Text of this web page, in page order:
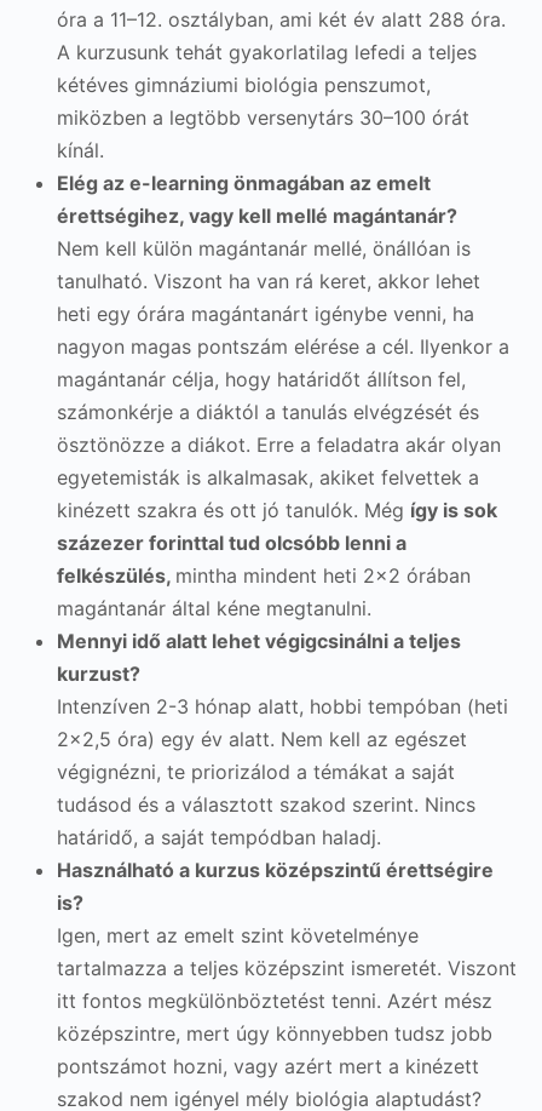
óra a 11–12. osztályban, ami két év alatt 288 óra.
A kurzusunk tehát gyakorlatilag lefedi a teljes
kétéves gimnáziumi biológia penszumot,
miközben a legtöbb versenytárs 30–100 órát
kínál.
Elég az e-learning önmagában az emelt
érettségihez, vagy kell mellé magántanár?
Nem kell külön magántanár mellé, önállóan is
tanulható. Viszont ha van rá keret, akkor lehet
heti egy órára magántanárt igénybe venni, ha
nagyon magas pontszám elérése a cél. Ilyenkor a
magántanár célja, hogy határidőt állítson fel,
számonkérje a diáktól a tanulás elvégzését és
ösztönözze a diákot. Erre a feladatra akár olyan
egyetemisták is alkalmasak, akiket felvettek a
kinézett szakra és ott jó tanulók. Még így is sok
százezer forinttal tud olcsóbb lenni a
felkészülés, mintha mindent heti 2×2 órában
magántanár által kéne megtanulni.
Mennyi idő alatt lehet végigcsinálni a teljes
kurzust?
Intenzíven 2-3 hónap alatt, hobbi tempóban (heti
2×2,5 óra) egy év alatt. Nem kell az egészet
végignézni, te priorizálod a témákat a saját
tudásod és a választott szakod szerint. Nincs
határidő, a saját tempódban haladj.
Használható a kurzus középszintű érettségire
is?
Igen, mert az emelt szint követelménye
tartalmazza a teljes középszint ismeretét. Viszont
itt fontos megkülönböztetést tenni. Azért mész
középszintre, mert úgy könnyebben tudsz jobb
pontszámot hozni, vagy azért mert a kinézett
szakod nem igényel mély biológia alaptudást?